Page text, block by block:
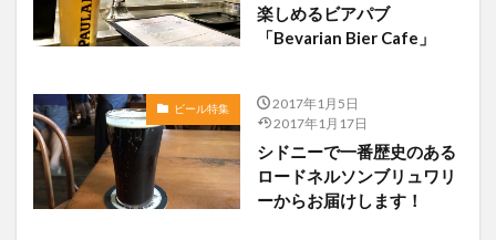
楽しめるビアパブ
「Bevarian Bier Cafe」
ビール特集
2017年1月5日
2017年1月17日
シドニーで一番歴史のある
ロードネルソンブリュワリ
ーからお届けします！